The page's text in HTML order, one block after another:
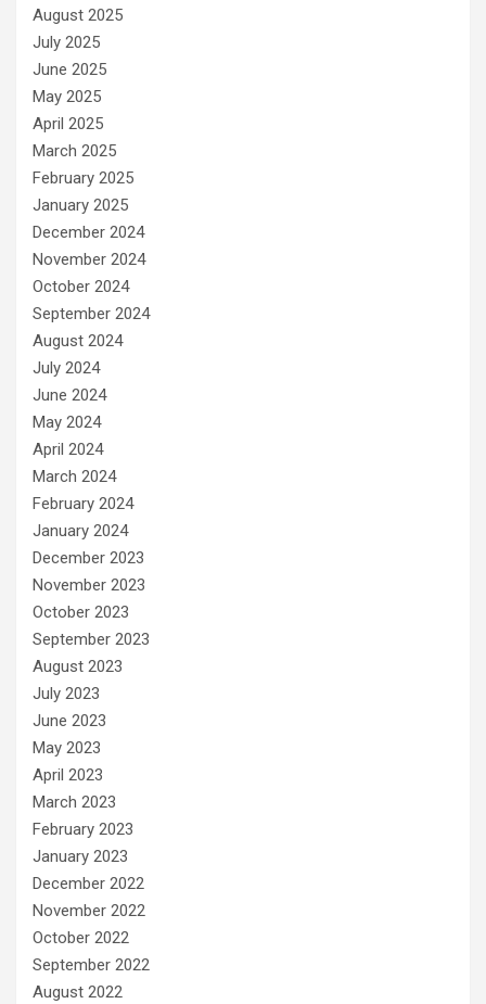
August 2025
July 2025
June 2025
May 2025
April 2025
March 2025
February 2025
January 2025
December 2024
November 2024
October 2024
September 2024
August 2024
July 2024
June 2024
May 2024
April 2024
March 2024
February 2024
January 2024
December 2023
November 2023
October 2023
September 2023
August 2023
July 2023
June 2023
May 2023
April 2023
March 2023
February 2023
January 2023
December 2022
November 2022
October 2022
September 2022
August 2022